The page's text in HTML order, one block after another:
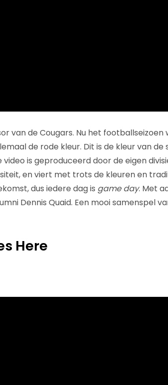
van de Cougars. Nu het footballseizoen
de rode kleur. Dit is de kleur van de
is geproduceerd door de eigen
en viert met trots de kleuren en
dus iedere dag is game day. Met
Dennis Quaid. Een mooi samenspel
Here